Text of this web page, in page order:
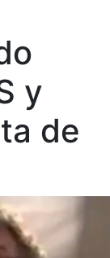
y
de